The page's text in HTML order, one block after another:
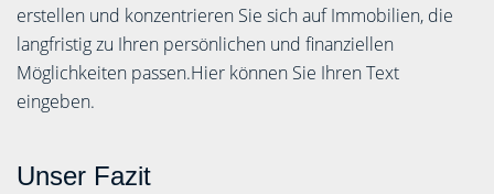
erstellen und konzentrieren Sie sich auf Immobilien, die
langfristig zu Ihren persönlichen und finanziellen
Möglichkeiten passen.Hier können Sie Ihren Text
eingeben.
Unser Fazit